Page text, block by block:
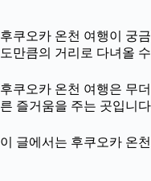
후쿠오카 온천 여행이 궁
도만큼의 거리로 다녀올
후쿠오카 온천 여행은 무
른 즐거움을 주는 곳입니
이 글에서는 후쿠오카 온